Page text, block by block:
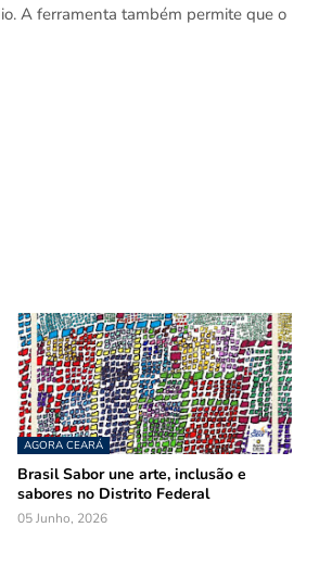
A ferramenta também permite que o
AGORA CEARÁ
Brasil Sabor une arte, inclusão e
sabores no Distrito Federal
05 Junho, 2026